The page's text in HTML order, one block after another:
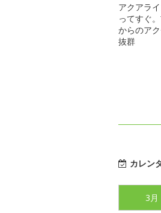
アクアラ
ってすぐ
からのア
抜群
カレン
3月